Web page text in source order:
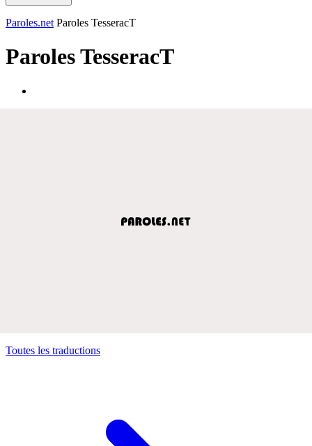
Paroles.net Paroles TesseracT
ParolesTesseracT
Toutes les traductions